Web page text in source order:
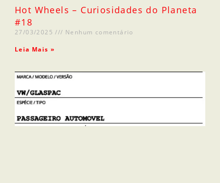
Hot Wheels – Curiosidades do Planeta
#18
27/03/2025 Nenhum comentário
Leia Mais »